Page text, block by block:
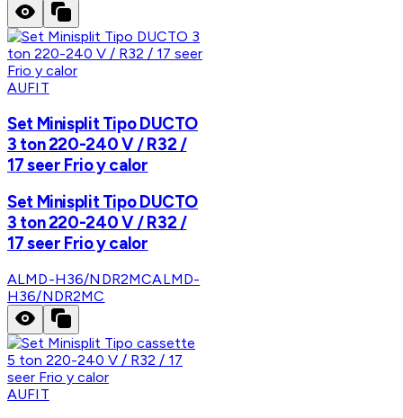
AUFIT
Set Minisplit Tipo DUCTO
3 ton 220-240 V / R32 /
17 seer Frio y calor
Set Minisplit Tipo DUCTO
3 ton 220-240 V / R32 /
17 seer Frio y calor
ALMD-H36/NDR2MCALMD-
H36/NDR2MC
AUFIT